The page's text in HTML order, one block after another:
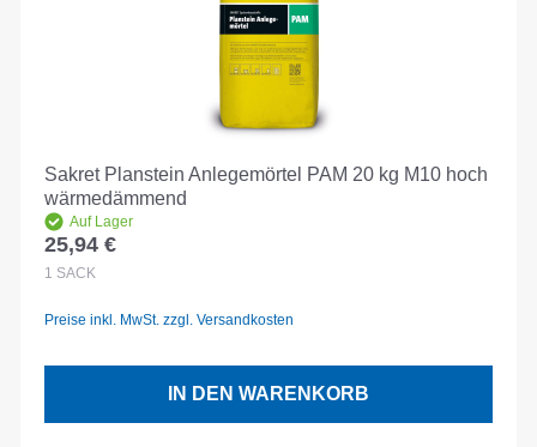
Sakret Planstein Anlegemörtel PAM 20 kg M10 hoch
wärmedämmend
Auf Lager
Regulärer Preis:
25,94 €
1 SACK
Preise inkl. MwSt. zzgl. Versandkosten
IN DEN WARENKORB